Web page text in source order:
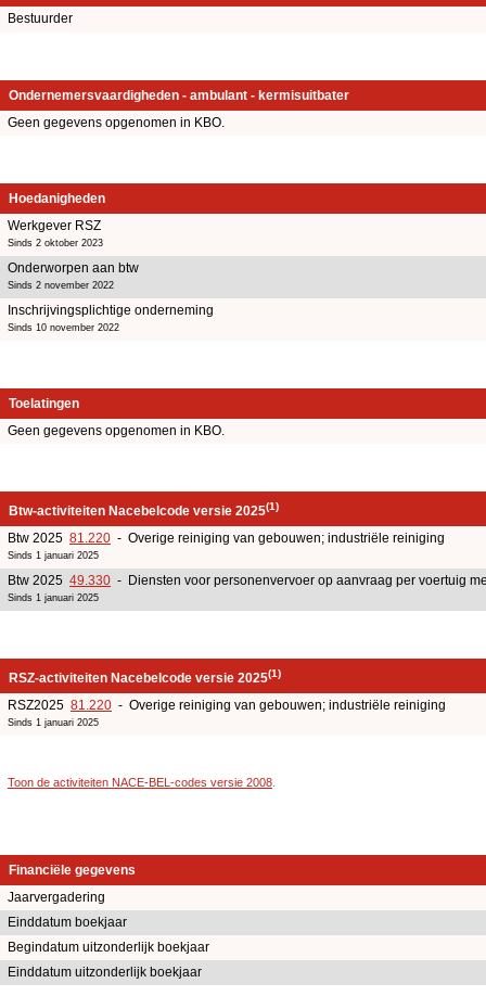
Bestuurder
Ondernemersvaardigheden - ambulant - kermisuitbater
Geen gegevens opgenomen in KBO.
Hoedanigheden
Werkgever RSZ
Sinds 2 oktober 2023
Onderworpen aan btw
Sinds 2 november 2022
Inschrijvingsplichtige onderneming
Sinds 10 november 2022
Toelatingen
Geen gegevens opgenomen in KBO.
Btw-activiteiten Nacebelcode versie 2025(1)
Btw 2025 81.220 - Overige reiniging van gebouwen; industriële reiniging
Sinds 1 januari 2025
Btw 2025 49.330 - Diensten voor personenvervoer op aanvraag per voertuig
Sinds 1 januari 2025
RSZ-activiteiten Nacebelcode versie 2025(1)
RSZ2025 81.220 - Overige reiniging van gebouwen; industriële reiniging
Sinds 1 januari 2025
Toon de activiteiten NACE-BEL-codes versie 2008
Financiële gegevens
Jaarvergadering
Einddatum boekjaar
Begindatum uitzonderlijk boekjaar
Einddatum uitzonderlijk boekjaar